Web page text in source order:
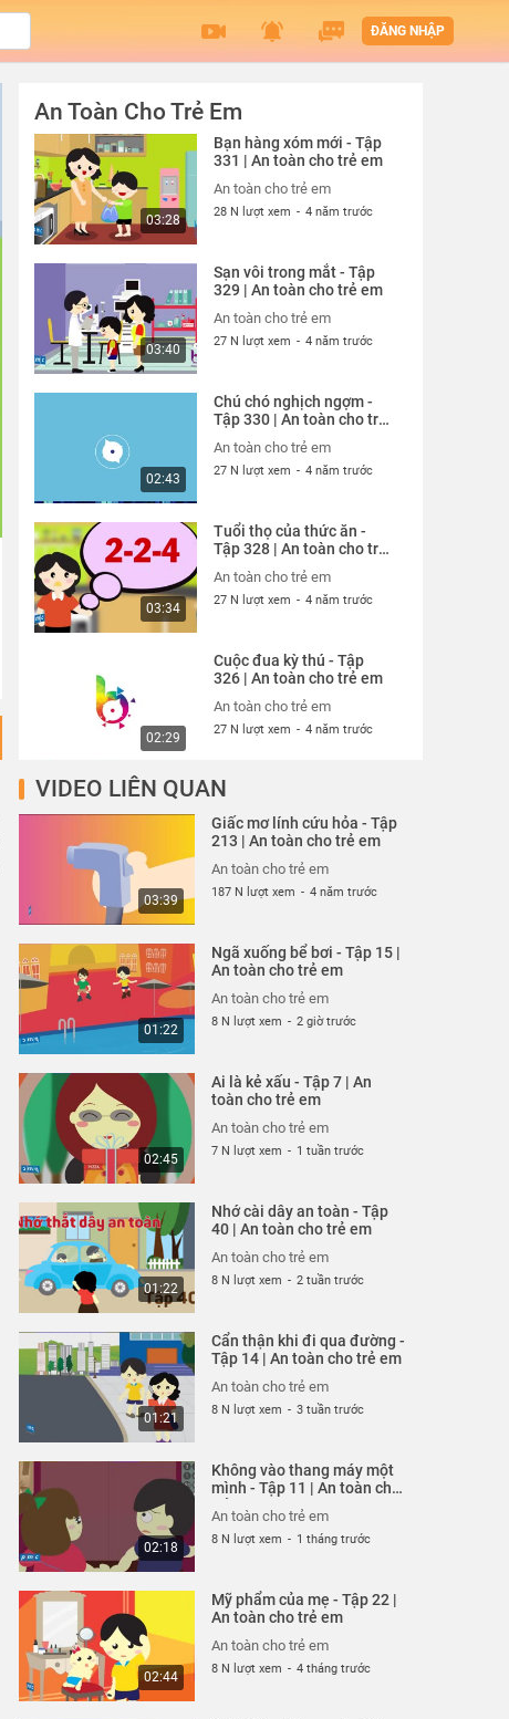
ĐĂNG NHẬP
An Toàn Cho Trẻ Em
03:28
Bạn hàng xóm mới - Tập
331 | An toàn cho trẻ em
An toàn cho trẻ em
28 N lượt xem - 4 năm trước
03:40
Sạn vôi trong mắt - Tập
329 | An toàn cho trẻ em
An toàn cho trẻ em
27 N lượt xem - 4 năm trước
02:43
Chú chó nghịch ngợm -
Tập 330 | An toàn cho trẻ
An toàn cho trẻ em
27 N lượt xem - 4 năm trước
03:34
Tuổi thọ của thức ăn -
Tập 328 | An toàn cho trẻ
An toàn cho trẻ em
27 N lượt xem - 4 năm trước
02:29
Cuộc đua kỳ thú - Tập
326 | An toàn cho trẻ em
An toàn cho trẻ em
27 N lượt xem - 4 năm trước
02:13
Thói quen xấu xí - Tập
An toàn cho trẻ em
03:23
em
An toàn cho trẻ em
03:42
cho trẻ em
An toàn cho trẻ em
03:35
em
An toàn cho trẻ em
02:48
trẻ em
An toàn cho trẻ em
02:51
em
An toàn cho trẻ em
03:58
An toàn cho trẻ em
VIDEO LIÊN QUAN
03:39
Giấc mơ lính cứu hỏa - Tập
213 | An toàn cho trẻ em
An toàn cho trẻ em
187 N lượt xem - 4 năm trước
01:22
Ngã xuống bể bơi - Tập 15 |
An toàn cho trẻ em
An toàn cho trẻ em
8 N lượt xem - 2 giờ trước
02:45
Ai là kẻ xấu - Tập 7 | An
toàn cho trẻ em
An toàn cho trẻ em
7 N lượt xem - 1 tuần trước
01:22
Nhớ cài dây an toàn - Tập
40 | An toàn cho trẻ em
An toàn cho trẻ em
8 N lượt xem - 2 tuần trước
01:21
Cẩn thận khi đi qua đường -
Tập 14 | An toàn cho trẻ em
An toàn cho trẻ em
8 N lượt xem - 3 tuần trước
02:18
Không vào thang máy một
mình - Tập 11 | An toàn cho
An toàn cho trẻ em
8 N lượt xem - 1 tháng trước
02:44
Mỹ phẩm của mẹ - Tập 22 |
An toàn cho trẻ em
An toàn cho trẻ em
8 N lượt xem - 4 tháng trước